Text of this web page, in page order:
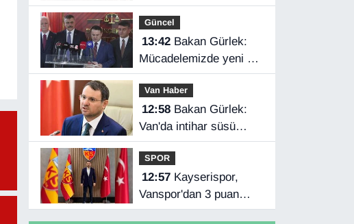
yoğunluğu
Güncel
13:42Bakan Gürlek:
Mücadelemizde yeni bir
boyuta geçeceğiz
Van Haber
12:58Bakan Gürlek:
Van'da intihar süsü
verilen olay aydınlatıldı
SPOR
12:57Kayserispor,
Vanspor'dan 3 puan
istiyor